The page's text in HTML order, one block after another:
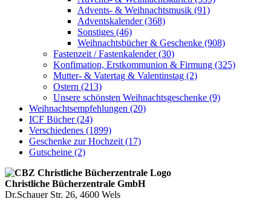
Advents- & Weihnachtsmusik (91)
Adventskalender (368)
Sonstiges (46)
Weihnachtsbücher & Geschenke (908)
Fastenzeit / Fastenkalender (30)
Konfimation, Erstkommunion & Firmung (325)
Mutter- & Vatertag & Valentinstag (2)
Ostern (213)
Unsere schönsten Weihnachtsgeschenke (9)
Weihnachtsempfehlungen (20)
ICF Bücher (24)
Verschiedenes (1899)
Geschenke zur Hochzeit (17)
Gutscheine (2)
Christliche Bücherzentrale GmbH
Dr.Schauer Str. 26, 4600 Wels